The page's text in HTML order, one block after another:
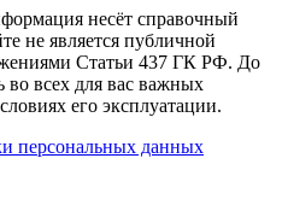
несёт справочный
не является публичной
Статьи 437 ГК РФ. До
во всех для вас важных
его эксплуатации.
персональных данных